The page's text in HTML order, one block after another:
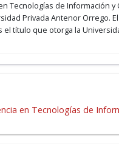
Tecnologías de Información
Privada Antenor Orrego.
el título que otorga la
en Tecnologías de